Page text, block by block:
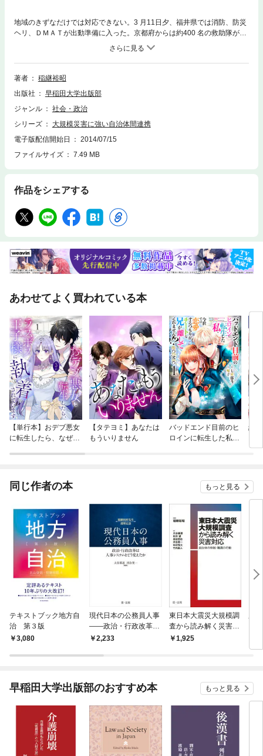
地域のきずなだけでは対応できない。3 月11日夕、福井県では消防、防災
ヘリ、ＤＭＡＴが出動準備に入った。京都府からは約400 名の救助隊が、
そして各府県から多くの人々が被災地に向け出発した。危機における遠隔
自治体からの支援のあり方を考える。
著者
稲継裕昭
出版社
早稲田大学出版部
ジャンル
社会・政治
シリーズ
大規模災害に強い自治体間連携
電子版配信開始日
2014/07/15
ファイルサイズ
7.49 MB
作品をシェアする
あわせてよく買われている本
【単行本】おデブ悪女
に転生したら、なぜか
【タテヨミ】あなたは
もういりません
バッドエンド目前のヒ
ロインに転生した私、
結
同じ作者の本 もっと見る
テキストブック地方自
治 第３版
3,080
現代日本の公務員人事
――政治・行政改革は
人事システムをどう変
2,233
東日本大震災大規模調
査から読み解く災害対
応―自治体の体制・職
1,925
早稲田大学出版部のおすすめ本 もっと見る